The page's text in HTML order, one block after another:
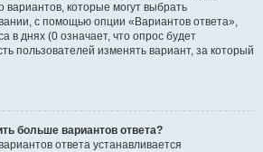
вариантов, которые могут выбрать
с помощью опции «Вариантов ответа»,
в днях (0 означает, что опрос будет
пользователей изменять вариант, за который
больше вариантов ответа?
ответа устанавливается